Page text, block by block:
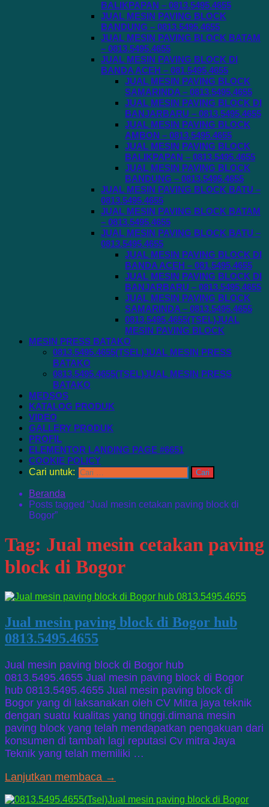
BALIKPAPAN – 0813.5495.4655
JUAL MESIN PAVING BLOCK
BANDUNG – 0813.5495.4655
JUAL MESIN PAVING BLOCK BATAM
– 0813.5495.4655
JUAL MESIN PAVING BLOCK DI
BANDA ACEH – 081.5495.4655
JUAL MESIN PAVING BLOCK
SAMARINDA – 0813.5495.4655
JUAL MESIN PAVING BLOCK DI
BANJARBARU – 0813.5495.4655
JUAL MESIN PAVING BLOCK
AMBON – 0813.5495.4655
JUAL MESIN PAVING BLOCK
BALIKPAPAN – 0813.5495.4655
JUAL MESIN PAVING BLOCK
BANDUNG – 0813.5495.4655
JUAL MESIN PAVING BLOCK BATU –
0813.5495.4655
JUAL MESIN PAVING BLOCK BATAM
– 0813.5495.4655
JUAL MESIN PAVING BLOCK BATU –
0813.5495.4655
JUAL MESIN PAVING BLOCK DI
BANDA ACEH – 081.5495.4655
JUAL MESIN PAVING BLOCK DI
BANJARBARU – 0813.5495.4655
JUAL MESIN PAVING BLOCK
SAMARINDA – 0813.5495.4655
0813.5495.4655(TSEL)JUAL
MESIN PAVING BLOCK
MESIN PRESS BATAKO
0813.5495.4655(TSEL)JUAL MESIN PRESS
BATAKO
0813.5495.4655(TSEL)JUAL MESIN PRESS
BATAKO
MEDSOS
KATALOG PRODUK
VIDEO
GALLERY PRODUK
PROFIL
ELEMENTOR LANDING PAGE #6651
COOKIE POLICY
Cari untuk:
Beranda
Posts tagged “Jual mesin cetakan paving block di
Bogor”
Tag: Jual mesin cetakan paving
block di Bogor
Jual mesin paving block di Bogor hub
0813.5495.4655
Jual mesin paving block di Bogor hub
0813.5495.4655 Jual mesin paving block di Bogor
hub 0813.5495.4655 Jual mesin paving block di
Bogor yang di laksanakan oleh CV Mitra jaya teknik
dengan suatu kualitas yang tinggi.dimana mesin
paving block yang telah mendapatkan pengakuan dari
konsumen di tambah lagi reputasi Cv mitra Jaya
Teknik yang telah memiliki …
Lanjutkan membaca →